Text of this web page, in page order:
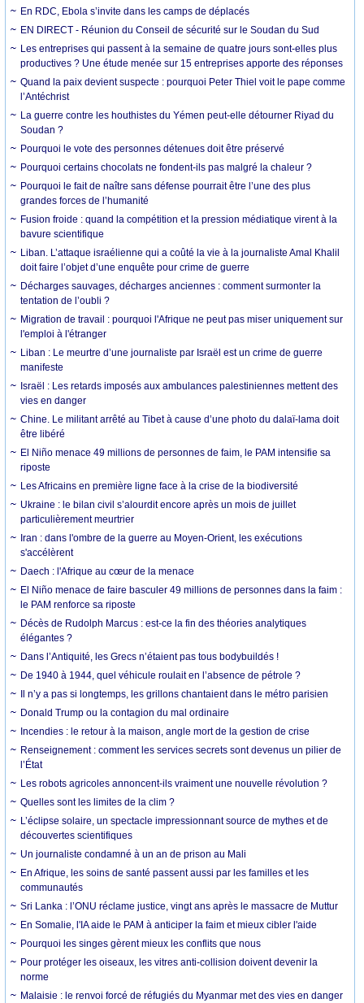
En RDC, Ebola s’invite dans les camps de déplacés
EN DIRECT - Réunion du Conseil de sécurité sur le Soudan du Sud
Les entreprises qui passent à la semaine de quatre jours sont-elles plus
productives ? Une étude menée sur 15 entreprises apporte des réponses
Quand la paix devient suspecte : pourquoi Peter Thiel voit le pape comme
l’Antéchrist
La guerre contre les houthistes du Yémen peut-elle détourner Riyad du
Soudan ?
Pourquoi le vote des personnes détenues doit être préservé
Pourquoi certains chocolats ne fondent-ils pas malgré la chaleur ?
Pourquoi le fait de naître sans défense pourrait être l’une des plus
grandes forces de l’humanité
Fusion froide : quand la compétition et la pression médiatique virent à la
bavure scientifique
Liban. L’attaque israélienne qui a coûté la vie à la journaliste Amal Khalil
doit faire l’objet d’une enquête pour crime de guerre
Décharges sauvages, décharges anciennes : comment surmonter la
tentation de l’oubli ?
Migration de travail : pourquoi l'Afrique ne peut pas miser uniquement sur
l'emploi à l'étranger
Liban : Le meurtre d’une journaliste par Israël est un crime de guerre
manifeste
Israël : Les retards imposés aux ambulances palestiniennes mettent des
vies en danger
Chine. Le militant arrêté au Tibet à cause d’une photo du dalaï-lama doit
être libéré
El Niño menace 49 millions de personnes de faim, le PAM intensifie sa
riposte
Les Africains en première ligne face à la crise de la biodiversité
Ukraine : le bilan civil s’alourdit encore après un mois de juillet
particulièrement meurtrier
Iran : dans l'ombre de la guerre au Moyen-Orient, les exécutions
s'accélèrent
Daech : l'Afrique au cœur de la menace
El Niño menace de faire basculer 49 millions de personnes dans la faim :
le PAM renforce sa riposte
Décès de Rudolph Marcus : est-ce la fin des théories analytiques
élégantes ?
Dans l’Antiquité, les Grecs n’étaient pas tous bodybuildés !
De 1940 à 1944, quel véhicule roulait en l’absence de pétrole ?
Il n’y a pas si longtemps, les grillons chantaient dans le métro parisien
Donald Trump ou la contagion du mal ordinaire
Incendies : le retour à la maison, angle mort de la gestion de crise
Renseignement : comment les services secrets sont devenus un pilier de
l’État
Les robots agricoles annoncent-ils vraiment une nouvelle révolution ?
Quelles sont les limites de la clim ?
L’éclipse solaire, un spectacle impressionnant source de mythes et de
découvertes scientifiques
Un journaliste condamné à un an de prison au Mali
En Afrique, les soins de santé passent aussi par les familles et les
communautés
Sri Lanka : l’ONU réclame justice, vingt ans après le massacre de Muttur
En Somalie, l'IA aide le PAM à anticiper la faim et mieux cibler l'aide
Pourquoi les singes gèrent mieux les conflits que nous
Pour protéger les oiseaux, les vitres anti-collision doivent devenir la
norme
Malaisie : le renvoi forcé de réfugiés du Myanmar met des vies en danger